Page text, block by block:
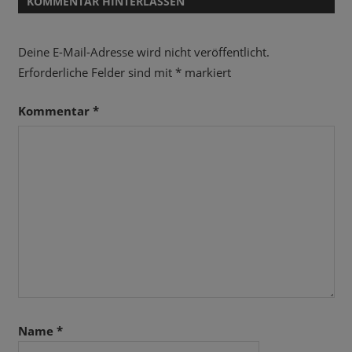
Deine E-Mail-Adresse wird nicht veröffentlicht.
Erforderliche Felder sind mit *markiert
Kommentar *
Name *